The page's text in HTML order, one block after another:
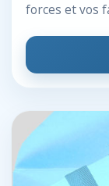
forces et vos